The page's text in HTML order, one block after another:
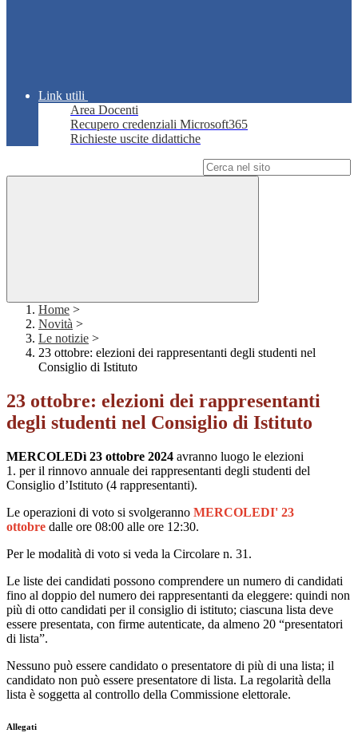
Link utili
Area Docenti
Recupero credenziali Microsoft365
Richieste uscite didattiche
Home >
Novità >
Le notizie >
23 ottobre: elezioni dei rappresentanti degli studenti nel
Consiglio di Istituto
23 ottobre: elezioni dei rappresentanti
degli studenti nel Consiglio di Istituto
MERCOLEDì 23 ottobre 2024 avranno luogo le elezioni
1. per il rinnovo annuale dei rappresentanti degli studenti del
Consiglio d’Istituto (4 rappresentanti).
Le operazioni di voto si svolgeranno MERCOLEDI' 23
ottobre dalle ore 08:00 alle ore 12:30.
Per le modalità di voto si veda la Circolare n. 31.
Le liste dei candidati possono comprendere un numero di candidati
fino al doppio del numero dei rappresentanti da eleggere: quindi non
più di otto candidati per il consiglio di istituto; ciascuna lista deve
essere presentata, con firme autenticate, da almeno 20 “presentatori
di lista”.
Nessuno può essere candidato o presentatore di più di una lista; il
candidato non può essere presentatore di lista. La regolarità della
lista è soggetta al controllo della Commissione elettorale.
Allegati